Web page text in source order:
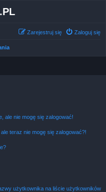
Zaloguj się
Zarejestruj się
ale nie mogę się zalogować!
teraz nie mogę się zalogować?!
użytkownika na liście użytkowników